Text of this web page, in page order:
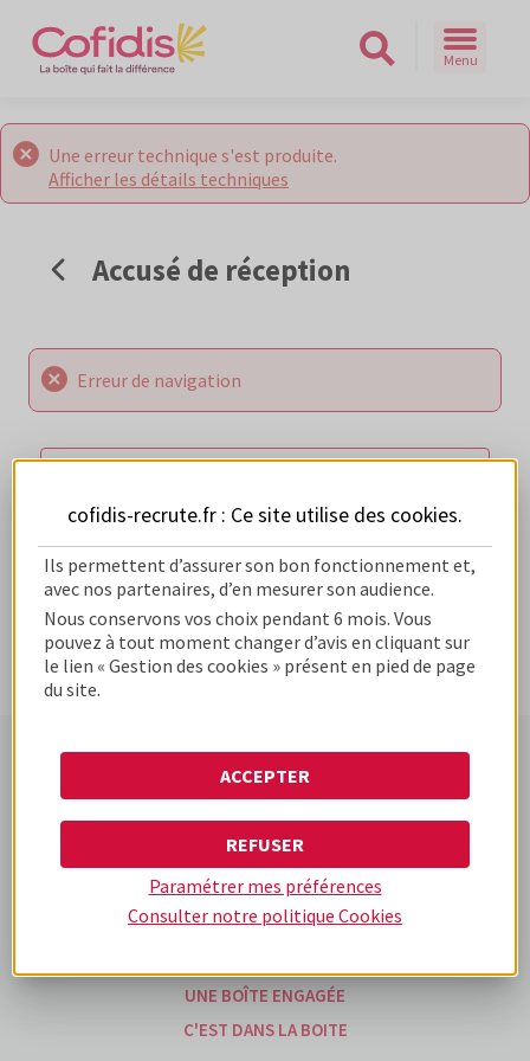
Menu
Une erreur technique s'est produite.
Afficher les détails techniques
Accusé de réception
Erreur de navigation
solutions.fr
UNE BOÎTE DIFFÉRENTE
UNE BOÎTE D'EXPÉRIENCES
UNE BOÎTE ENGAGÉE
C'EST DANS LA BOITE
cofidis-recrute.fr : Ce site utilise des cookies.
Ils permettent d’assurer son bon fonctionnement et,
avec nos partenaires, d’en mesurer son audience.
Nous conservons vos choix pendant 6 mois. Vous
pouvez à tout moment changer d’avis en cliquant sur
le lien « Gestion des cookies » présent en pied de page
du site.
ACCEPTER
REFUSER
Paramétrer mes préférences
Consulter notre politique Cookies